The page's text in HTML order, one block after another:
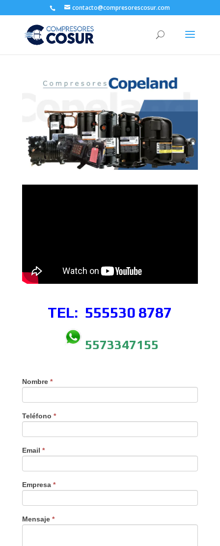
contacto@compresorescosur.com
TEL: 555530 8787
5573347155
Nombre *
Teléfono *
Email *
Empresa *
Mensaje *